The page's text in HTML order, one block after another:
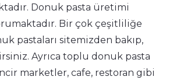
Donuk pasta üretimi
Bir çok çeşitliliğe
pastaları sitemizden bakıp,
Ayrıca toplu donuk pasta
marketler, cafe, restoran gibi